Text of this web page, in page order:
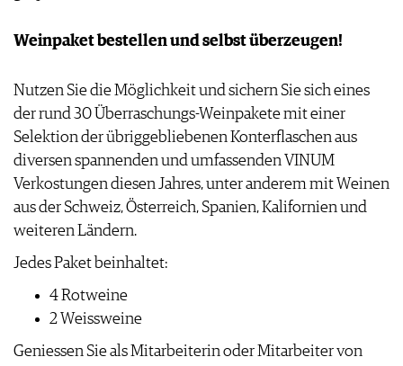
JOBS
PRESSE
IMPRESSUM
AGB & DATENSCHUTZ
FAQ
Weinpaket bestellen und selbst überzeugen!
Nutzen Sie die Möglichkeit und sichern Sie sich eines
der rund 30 Überraschungs-Weinpakete mit einer
Selektion der übriggebliebenen Konterflaschen aus
diversen spannenden und umfassenden VINUM
Verkostungen diesen Jahres, unter anderem mit Weinen
aus der Schweiz, Österreich, Spanien, Kalifornien und
weiteren Ländern.
Jedes Paket beinhaltet:
4 Rotweine
2 Weissweine
Geniessen Sie als Mitarbeiterin oder Mitarbeiter von